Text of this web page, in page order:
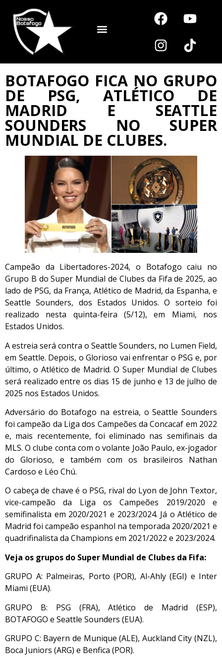
BOTAFOGO FICA NO GRUPO
DE PSG, ATLÉTICO DE
MADRID E SEATTLE
SOUNDERS NO SUPER
MUNDIAL DE CLUBES.
Campeão da Libertadores-2024, o Botafogo caiu no
Grupo B do Super Mundial de Clubes da Fifa de 2025, ao
lado de PSG, da França, Atlético de Madrid, da Espanha, e
Seattle Sounders, dos Estados Unidos. O sorteio foi
realizado nesta quinta-feira (5/12), em Miami, nos
Estados Unidos.
A estreia será contra o Seattle Sounders, no Lumen Field,
em Seattle. Depois, o Glorioso vai enfrentar o PSG e, por
último, o Atlético de Madrid. O Super Mundial de Clubes
será realizado entre os dias 15 de junho e 13 de julho de
2025 nos Estados Unidos.
Adversário do Botafogo na estreia, o Seattle Sounders
foi campeão da Liga dos Campeões da Concacaf em 2022
e, mais recentemente, foi eliminado nas semifinais da
MLS. O clube conta com o volante João Paulo, ex-jogador
do Glorioso, e também com os brasileiros Nathan
Cardoso e Léo Chú.
O cabeça de chave é o PSG, rival do Lyon de John Textor,
vice-campeão da Liga os Campeões 2019/2020 e
semifinalista em 2020/2021 e 2023/2024. Já o Atlético de
Madrid foi campeão espanhol na temporada 2020/2021 e
quadrifinalista da Champions em 2021/2022 e 2023/2024.
Veja os grupos do Super Mundial de Clubes da Fifa:
GRUPO A: Palmeiras, Porto (POR), Al-Ahly (EGI) e Inter
Miami (EUA).
GRUPO B: PSG (FRA), Atlético de Madrid (ESP),
BOTAFOGO e Seattle Sounders (EUA).
GRUPO C: Bayern de Munique (ALE), Auckland City (NZL),
Boca Juniors (ARG) e Benfica (POR).